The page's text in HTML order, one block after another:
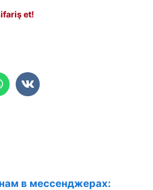
et!
в мессенджерах: